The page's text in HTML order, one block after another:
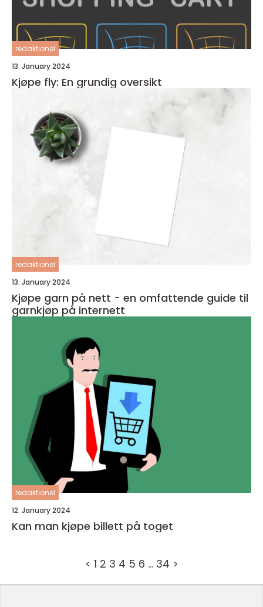
redaktionel
13. January 2024
Kjøpe fly: En grundig oversikt
redaktionel
13. January 2024
Kjøpe garn på nett - en omfattende guide til
garnkjøp på internett
redaktionel
12. January 2024
Kan man kjøpe billett på toget
< 1 2 3 4 5 6 … 34 >